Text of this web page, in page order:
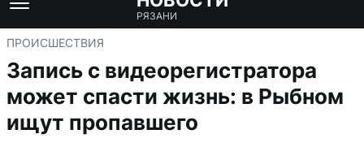
РЯЗАНИ
ПРОИСШЕСТВИЯ
Запись с видеорегистратора
может спасти жизнь: в Рыбном
ищут пропавшего